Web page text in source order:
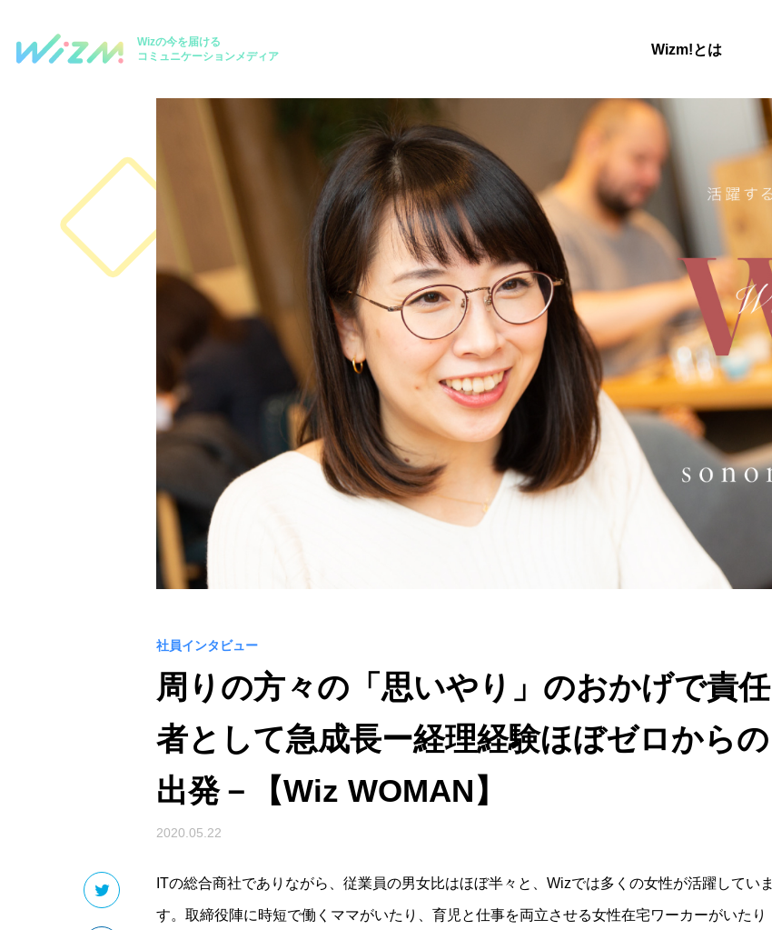
Wizの今を届ける
コミュニケーションメディア
Wizm!とは
社員インタビュー
周りの方々の「思いやり」のおかげで責任
者として急成長ー経理経験ほぼゼロからの
出発－【Wiz WOMAN】
2020.05.22
ITの総合商社でありながら、従業員の男女比はほぼ半々と、Wizでは多くの女性が活躍していま
す。取締役陣に時短で働くママがいたり、育児と仕事を両立させる女性在宅ワーカーがいたり